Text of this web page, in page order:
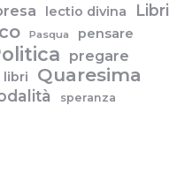
lectio divina Libri
Pasqua pensare
pregare
libri Quaresima
speranza